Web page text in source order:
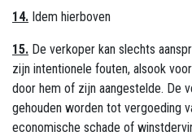
14. Idem hierboven
15. De verkoper kan slechts
zijn intentionele fouten, alsook
door hem of zijn aangestelde. De
gehouden worden tot vergoeding
economische schade of